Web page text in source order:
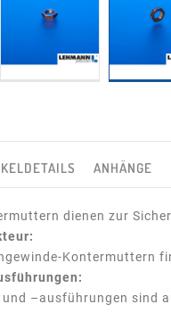
ANHÄNGE
dienen zur
Kontermuttern
und –ausführungen sind